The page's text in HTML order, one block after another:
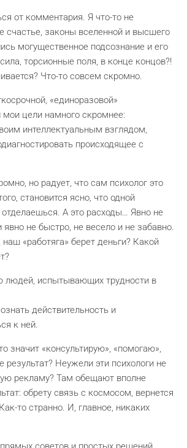
от комментария. Я что-то не
счастье, законы вселенной и высшего
могущественное подсознание и его
торсионные поля, в конце концов?!
Что-то совсем скромно.
«единоразовой»
мои цели намного скромнее:
интеллектуальным взглядом,
происходящее с
но радует, что сам психолог это
становится ясно, что одной
отделаешься. А это расходы… Явно не
не быстро, не весело и не забавно.
наш «работяга» берет деньги? Какой
людей, испытывающих трудности в
действительность и
к ней.
значит «консультирую», «помогаю»,
результат? Неужели эти психологи не
рекламу? Там обещают вполне
обрету связь с космосом, вернется
то странно. И, главное, никаких